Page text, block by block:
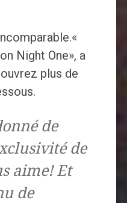
Night One», a
plus de
de
de
aime! Et
de